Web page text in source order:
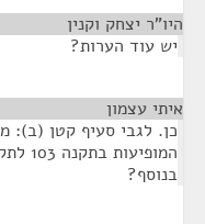
היו"ר יצחק וקנין
יש עוד הערות?
איתי עצמון
כן. לגבי סעיף קטן (ב):
בנוסף?